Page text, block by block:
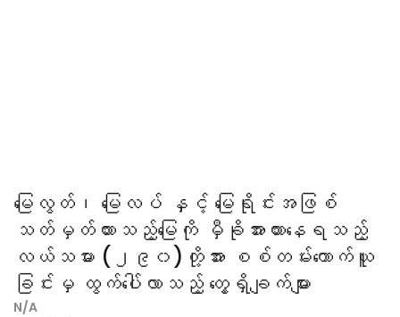
မြေလွတ်၊ မြေလပ် နှင့် မြေရိုင်းအဖြစ်
သတ်မှတ်ထားသည့်မြေကို မှီခိုအားထားနေရသည့်
လယ်သမား (၂၉၀)တို့အား စစ်တမ်းကောက်ယူ
ခြင်းမှ ထွက်ပေါ်လာသည့် တွေ့ရှိချက်များ
N/A